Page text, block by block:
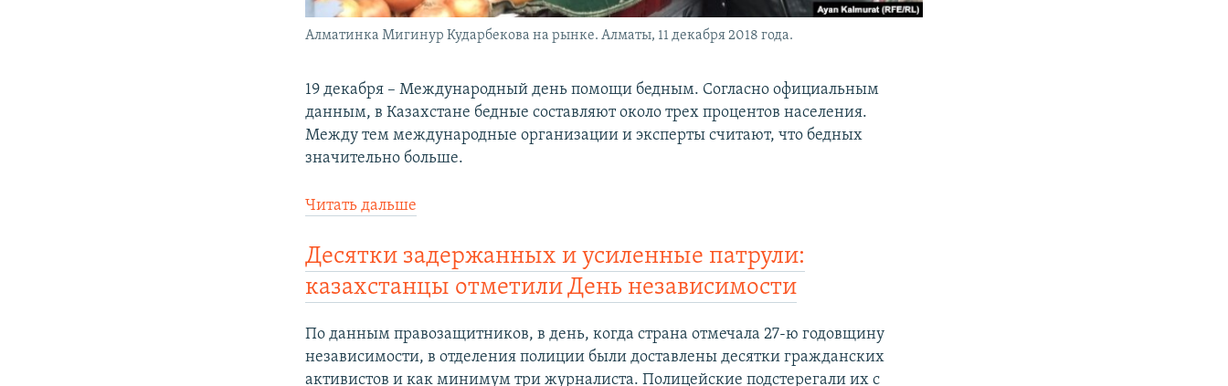
Алматинка Мигинур Кударбекова на рынке. Алматы, 11 декабря 2018 года.
19 декабря – Международный день помощи бедным. Согласно официальным
данным, в Казахстане бедные составляют около трех процентов населения.
Между тем международные организации и эксперты считают, что бедных
значительно больше.
Читать дальше
Десятки задержанных и усиленные патрули:
казахстанцы отметили День независимости
По данным правозащитников, в день, когда страна отмечала 27-ю годовщину
независимости, в отделения полиции были доставлены десятки гражданских
активистов и как минимум три журналиста. Полицейские подстерегали их с